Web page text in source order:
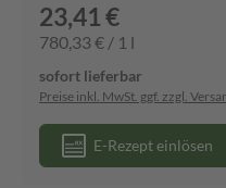
23,41 €
780,33 € / 1 l
sofort lieferbar
Preise inkl. MwSt. ggf. zzgl.
E-Rezept einlösen